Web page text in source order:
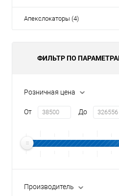
Апекслокаторы (4)
ФИЛЬТР ПО
Розничная цена
От До
Производитель